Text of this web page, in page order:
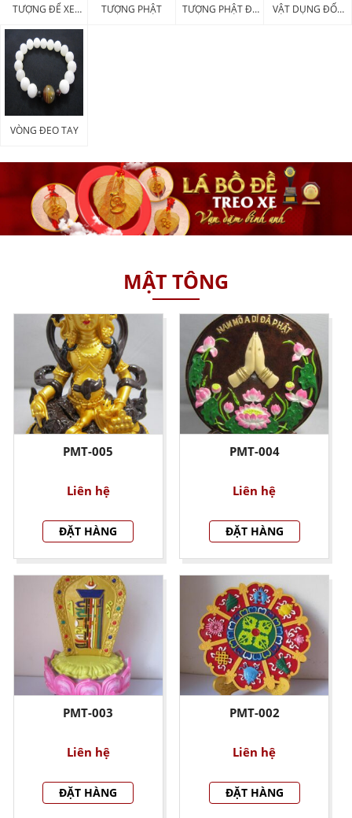
TƯỢNG ĐỂ XE
TƯỢNG PHẬT
TƯỢNG PHẬT ĐỂ
VẬT DỤNG ĐỐT
VÒNG ĐEO TAY
MẬT TÔNG
PMT-005
Liên hệ
ĐẶT HÀNG
PMT-004
Liên hệ
ĐẶT HÀNG
PMT-003
Liên hệ
ĐẶT HÀNG
PMT-002
Liên hệ
ĐẶT HÀNG